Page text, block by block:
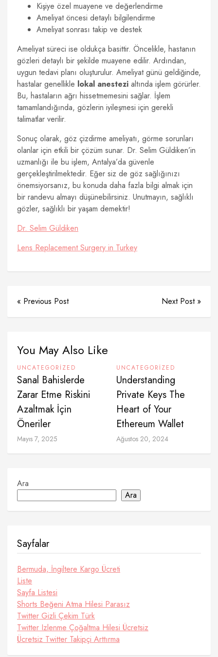
Kişiye özel muayene ve değerlendirme
Ameliyat öncesi detaylı bilgilendirme
Ameliyat sonrası takip ve destek
Ameliyat süreci ise oldukça basittir. Öncelikle, hastanın
gözleri detaylı bir şekilde muayene edilir. Ardından,
uygun tedavi planı oluşturulur. Ameliyat günü geldiğinde,
hastalar genellikle lokal anestezi altında işlem görürler.
Bu, hastaların ağrı hissetmemesini sağlar. İşlem
tamamlandığında, gözlerin iyileşmesi için gerekli
talimatlar verilir.
Sonuç olarak, göz çizdirme ameliyatı, görme sorunları
olanlar için etkili bir çözüm sunar. Dr. Selim Güldiken’in
uzmanlığı ile bu işlem, Antalya’da güvenle
gerçekleştirilmektedir. Eğer siz de göz sağlığınızı
önemsiyorsanız, bu konuda daha fazla bilgi almak için
bir randevu almayı düşünebilirsiniz. Unutmayın, sağlıklı
gözler, sağlıklı bir yaşam demektir!
Dr. Selim Güldiken
Lens Replacement Surgery in Turkey
« Previous Post Next Post »
You May Also Like
UNCATEGORIZED
Sanal Bahislerde
Zarar Etme Riskini
Azaltmak İçin
Öneriler
Mayıs 7, 2025
UNCATEGORIZED
Understanding
Private Keys The
Heart of Your
Ethereum Wallet
Ağustos 20, 2024
Ara
Ara
Sayfalar
Bermuda, İngiltere Kargo Ücreti
Liste
Sayfa Listesi
Shorts Beğeni Atma Hilesi Parasız
Twitter Gizli Çekim Türk
Twitter Izlenme Çoğaltma Hilesi Ücretsiz
Ücretsiz Twitter Takipçi Arttırma